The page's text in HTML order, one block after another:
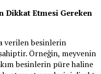
Dikkat Etmesi Gereken
verilen besinlerin
Örneğin, meyvenin
besinlerin püre haline